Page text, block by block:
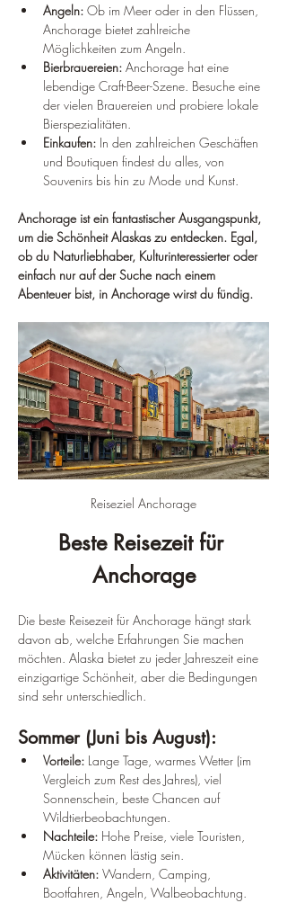
Angeln: Ob im Meer oder in den Flüssen,
Anchorage bietet zahlreiche
Möglichkeiten zum Angeln.
Bierbrauereien: Anchorage hat eine
lebendige Craft-Beer-Szene. Besuche eine
der vielen Brauereien und probiere lokale
Bierspezialitäten.
Einkaufen: In den zahlreichen Geschäften
und Boutiquen findest du alles, von
Souvenirs bis hin zu Mode und Kunst.
Anchorage ist ein fantastischer Ausgangspunkt,
um die Schönheit Alaskas zu entdecken. Egal,
ob du Naturliebhaber, Kulturinteressierter oder
einfach nur auf der Suche nach einem
Abenteuer bist, in Anchorage wirst du fündig.
Reiseziel Anchorage
Beste Reisezeit für
Anchorage
Die beste Reisezeit für Anchorage hängt stark
davon ab, welche Erfahrungen Sie machen
möchten. Alaska bietet zu jeder Jahreszeit eine
einzigartige Schönheit, aber die Bedingungen
sind sehr unterschiedlich.
Sommer (Juni bis August):
Vorteile: Lange Tage, warmes Wetter (im
Vergleich zum Rest des Jahres), viel
Sonnenschein, beste Chancen auf
Wildtierbeobachtungen.
Nachteile: Hohe Preise, viele Touristen,
Mücken können lästig sein.
Aktivitäten: Wandern, Camping,
Bootfahren, Angeln, Walbeobachtung.